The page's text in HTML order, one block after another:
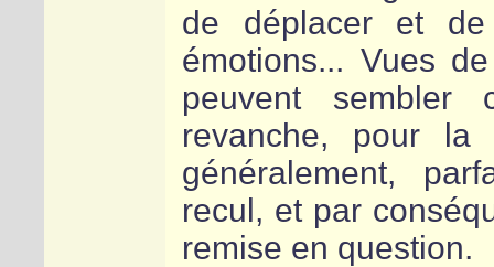
de déplacer et
émotions... Vues
peuvent sembler
revanche, pour
généralement,
recul, et par
remise en question.